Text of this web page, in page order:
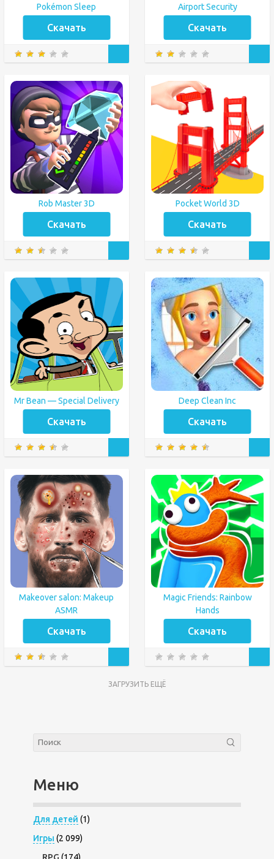
Pokémon Sleep
Скачать
Airport Security
Скачать
Rob Master 3D
Скачать
Pocket World 3D
Скачать
Mr Bean — Special Delivery
Скачать
Deep Clean Inc
Скачать
Makeover salon: Makeup
ASMR
Скачать
Magic Friends: Rainbow
Hands
Скачать
ЗАГРУЗИТЬ ЕЩЁ
Меню
Для детей (1)
Игры (2 099)